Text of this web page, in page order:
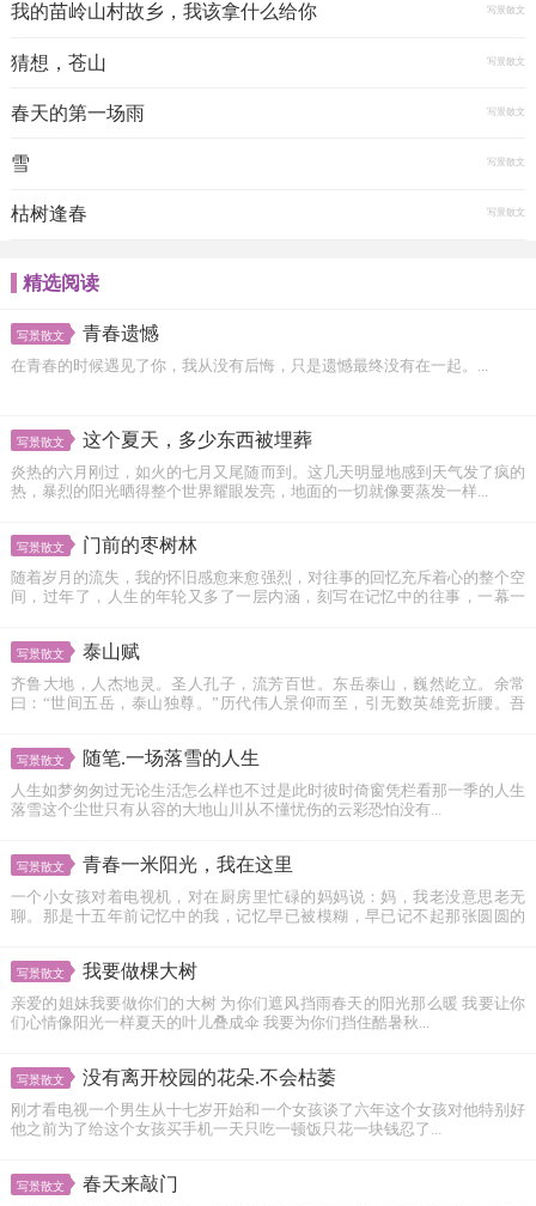
我的苗岭山村故乡，我该拿什么给你 写景散文
猜想，苍山 写景散文
春天的第一场雨 写景散文
雪 写景散文
枯树逢春 写景散文
精选阅读
写景散文 青春遗憾
在青春的时候遇见了你，我从没有后悔，只是遗憾最终没有在一起。...
写景散文 这个夏天，多少东西被埋葬
炎热的六月刚过，如火的七月又尾随而到。这几天明显地感到天气发了疯的
热，暴烈的阳光晒得整个世界耀眼发亮，地面的一切就像要蒸发一样...
写景散文 门前的枣树林
随着岁月的流失，我的怀旧感愈来愈强烈，对往事的回忆充斥着心的整个空
间，过年了，人生的年轮又多了一层内涵，刻写在记忆中的往事，一幕一
写景散文 泰山赋
齐鲁大地，人杰地灵。圣人孔子，流芳百世。东岳泰山，巍然屹立。余常
曰：“世间五岳，泰山独尊。”历代伟人景仰而至，引无数英雄竞折腰。吾
写景散文 随笔.一场落雪的人生
人生如梦匆匆过无论生活怎么样也不过是此时彼时倚窗凭栏看那一季的人生
落雪这个尘世只有从容的大地山川从不懂忧伤的云彩恐怕没有...
写景散文 青春一米阳光，我在这里
一个小女孩对着电视机，对在厨房里忙碌的妈妈说：妈，我老没意思老无
聊。那是十五年前记忆中的我，记忆早已被模糊，早已记不起那张圆圆的
写景散文 我要做棵大树
亲爱的姐妹我要做你们的大树 为你们遮风挡雨春天的阳光那么暖 我要让你
们心情像阳光一样夏天的叶儿叠成伞 我要为你们挡住酷暑秋...
写景散文 没有离开校园的花朵.不会枯萎
刚才看电视一个男生从十七岁开始和一个女孩谈了六年这个女孩对他特别好
他之前为了给这个女孩买手机一天只吃一顿饭只花一块钱忍了...
写景散文 春天来敲门